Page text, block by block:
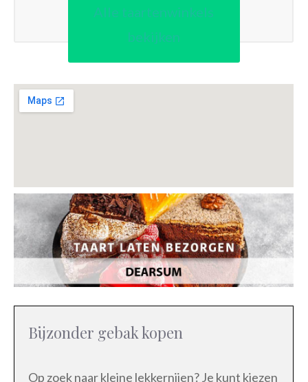
Alle taartenwinkels
bekijken
Bijzonder gebak kopen
Op zoek naar kleine lekkernijen? Je kunt kiezen